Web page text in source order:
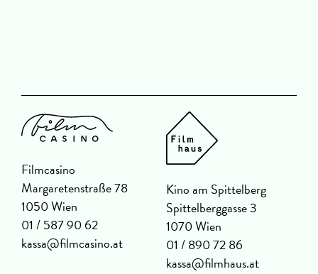
Filmcasino
Margaretenstraße 78
1050 Wien
01 / 587 90 62
kassa@filmcasino.at
Kino am Spittelberg
Spittelberggasse 3
1070 Wien
01 / 890 72 86
kassa@filmhaus.at